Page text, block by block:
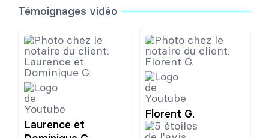
Témoignages vidéo
Laurence et
Florent G.